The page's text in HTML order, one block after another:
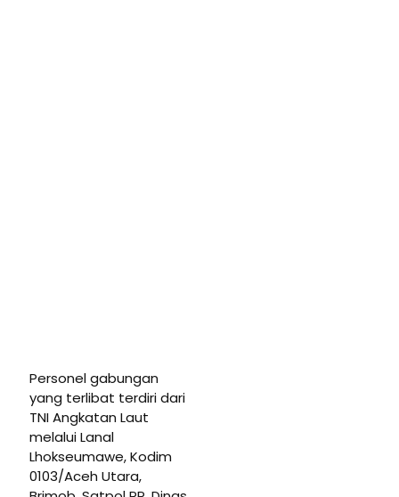
Personel gabungan
yang terlibat terdiri dari
TNI Angkatan Laut
melalui Lanal
Lhokseumawe, Kodim
0103/Aceh Utara,